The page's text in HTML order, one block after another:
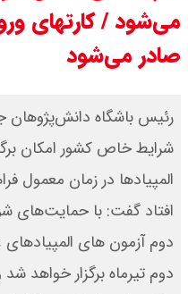
ور شد
بقایی
می
سکه
می‌شود / کارتهای
صادر می‌شود
رئیس باشگاه دانش‌پژوهان
شرایط خاص کشور امکان
المپیادها در زمان معمول
افتاد گفت: با حمایت‌های
دوم تیرماه برگزار خواهد